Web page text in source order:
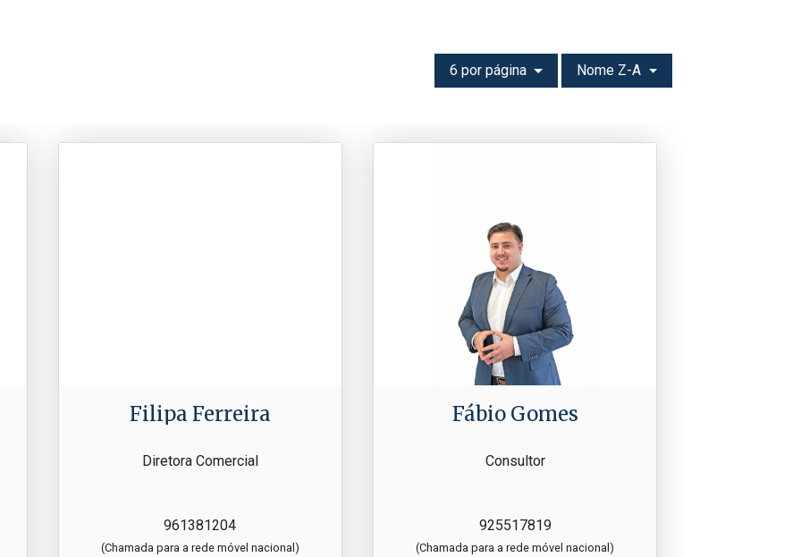
6 por página Nome Z-A
Filipa Ferreira
Diretora Comercial
961381204
(Chamada para a rede móvel nacional)
Fábio Gomes
Consultor
925517819
(Chamada para a rede móvel nacional)